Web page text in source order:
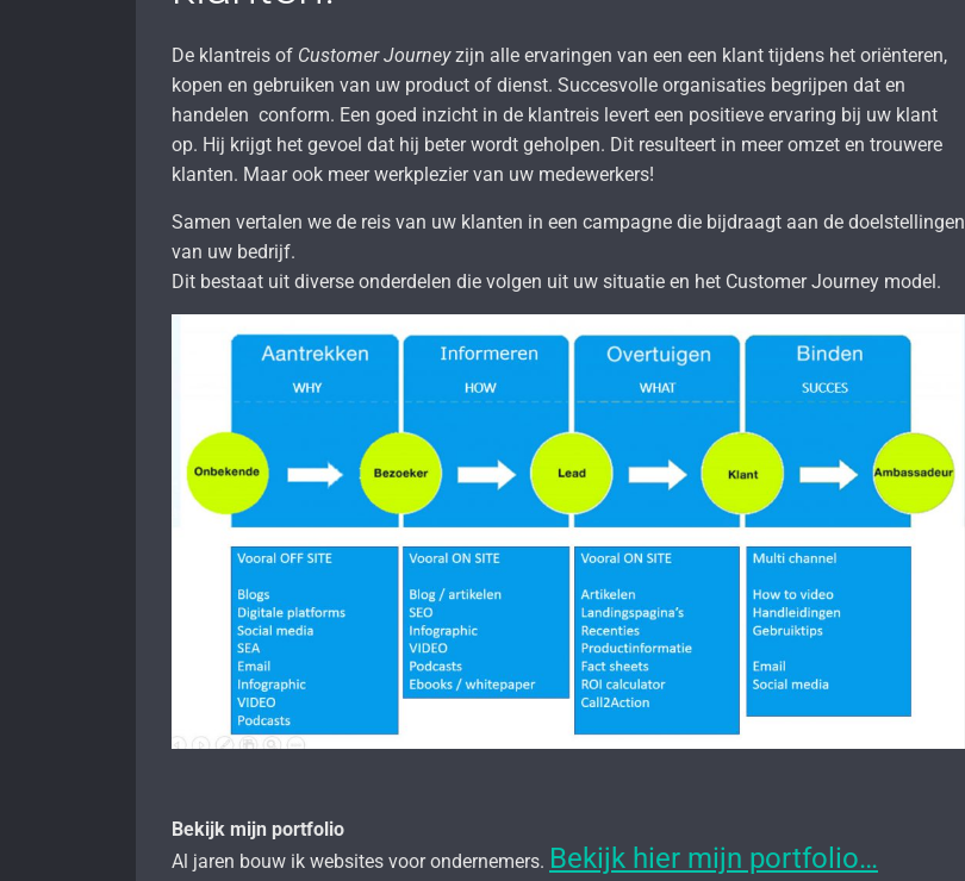
De klantreis of Customer Journeyzijn alle ervaringen van een een klant tijdens het oriënteren,
kopen en gebruiken van uw product of dienst. Succesvolle organisaties begrijpen dat en
handelen conform. Een goed inzicht in de klantreis levert een positieve ervaring bij uw klant
op. Hij krijgt het gevoel dat hij beter wordt geholpen. Dit resulteert in meer omzet en trouwere
klanten. Maar ook meer werkplezier van uw medewerkers!
Samen vertalen we de reis van uw klanten in een campagne die bijdraagt aan de doelstellingen
van uw bedrijf.
Dit bestaat uit diverse onderdelen die volgen uit uw situatie en het Customer Journey model.
Bekijk mijn portfolio
Al jaren bouw ik websites voor ondernemers. Bekijk hier mijn portfolio…